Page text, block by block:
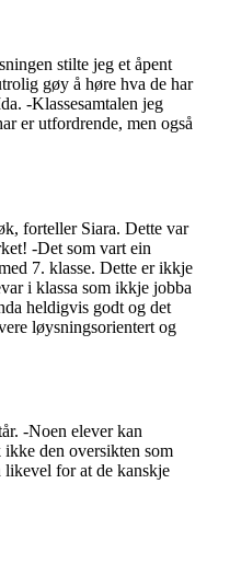
stilte jeg et åpent
gøy å høre hva de har
-Klassesamtalen jeg
er utfordrende, men også
forteller Siara. Dette var
-Det som vart ein
7. klasse. Dette er ikkje
i klassa som ikkje jobba
heldigvis godt og det
løysningsorientert og
-Noen elever kan
den oversikten som
likevel for at de kanskje